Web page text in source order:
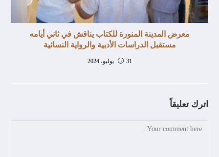
معرض المدينة المنورة للكتاب يناقش في ثاني أيامه
مستقبل الدراسات الأدبية والرواية النسائية
31 يوليو، 2024
اترك تعليقاً